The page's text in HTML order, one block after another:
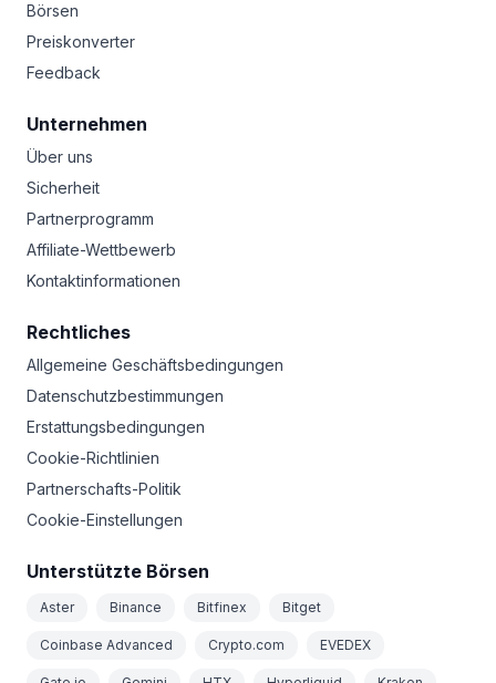
Börsen
Preiskonverter
Feedback
Unternehmen
Über uns
Sicherheit
Partnerprogramm
Affiliate-Wettbewerb
Kontaktinformationen
Rechtliches
Allgemeine Geschäftsbedingungen
Datenschutzbestimmungen
Erstattungsbedingungen
Cookie-Richtlinien
Partnerschafts-Politik
Cookie-Einstellungen
Unterstützte Börsen
Aster Binance Bitfinex Bitget
Coinbase Advanced Crypto.com EVEDEX